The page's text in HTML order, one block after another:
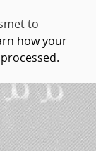
to
how your